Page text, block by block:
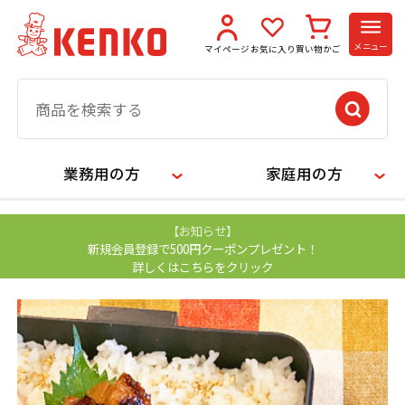
マイページ お気に入り 買い物かご メニュー
業務用の方 家庭用の方
【お知らせ】
新規会員登録で500円クーポンプレゼント！
詳しくはこちらをクリック